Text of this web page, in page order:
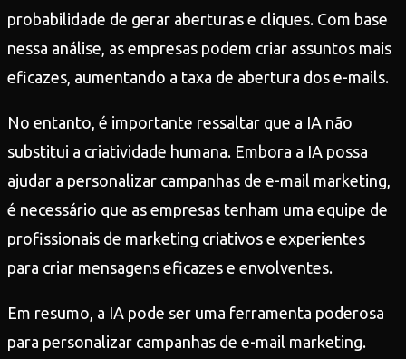
probabilidade de gerar aberturas e cliques. Com base
nessa análise, as empresas podem criar assuntos mais
eficazes, aumentando a taxa de abertura dos e-mails.
No entanto, é importante ressaltar que a IA não
substitui a criatividade humana. Embora a IA possa
ajudar a personalizar campanhas de e-mail marketing,
é necessário que as empresas tenham uma equipe de
profissionais de marketing criativos e experientes
para criar mensagens eficazes e envolventes.
Em resumo, a IA pode ser uma ferramenta poderosa
para personalizar campanhas de e-mail marketing.